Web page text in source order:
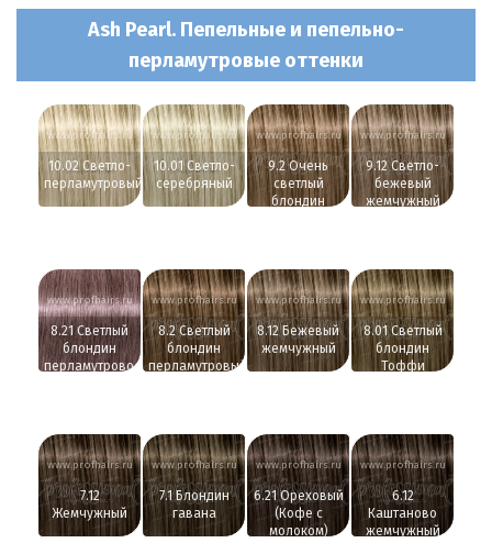
Ash Pearl. Пепельные и пепельно-
перламутровые оттенки
www.profhairs.ru
10.02 Светло-
перламутровый
www.profhairs.ru
10.01 Светло-
серебряный
www.profhairs.ru
9.2 Очень
светлый
блондин
www.profhairs.ru
9.12 Светло-
бежевый
жемчужный
www.profhairs.ru
8.21 Светлый
блондин
перламутрово-
www.profhairs.ru
8.2 Светлый
блондин
перламутровый
www.profhairs.ru
8.12 Бежевый
жемчужный
www.profhairs.ru
8.01 Светлый
блондин
Тоффи
www.profhairs.ru
7.12
Жемчужный
www.profhairs.ru
7.1 Блондин
гавана
www.profhairs.ru
6.21 Ореховый
(Кофе с
молоком)
www.profhairs.ru
6.12
Каштаново
жемчужный